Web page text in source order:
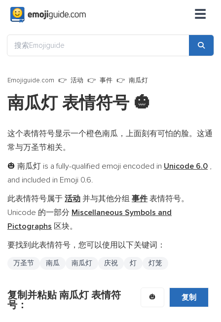
☰
Emojiguide.com 活动 事件 南瓜灯
南瓜灯 表情符号 🎃
这个表情符号显示一个橙色南瓜，上面刻有可怕的脸。这通
常与万圣节相关。
🎃 南瓜灯 is a fully-qualified emoji encoded in Unicode 6.0 ,
and included in Emoji 0.6.
此表情符号属于 活动 并与其他分组 事件表情符号。
Unicode 的一部分 Miscellaneous Symbols and
Pictographs 区块。
要找到此表情符号，您可以使用以下关键词：
万圣节 南瓜 南瓜灯 庆祝 灯 灯笼
复制并粘贴 南瓜灯 表情符
号：
🎃 复制